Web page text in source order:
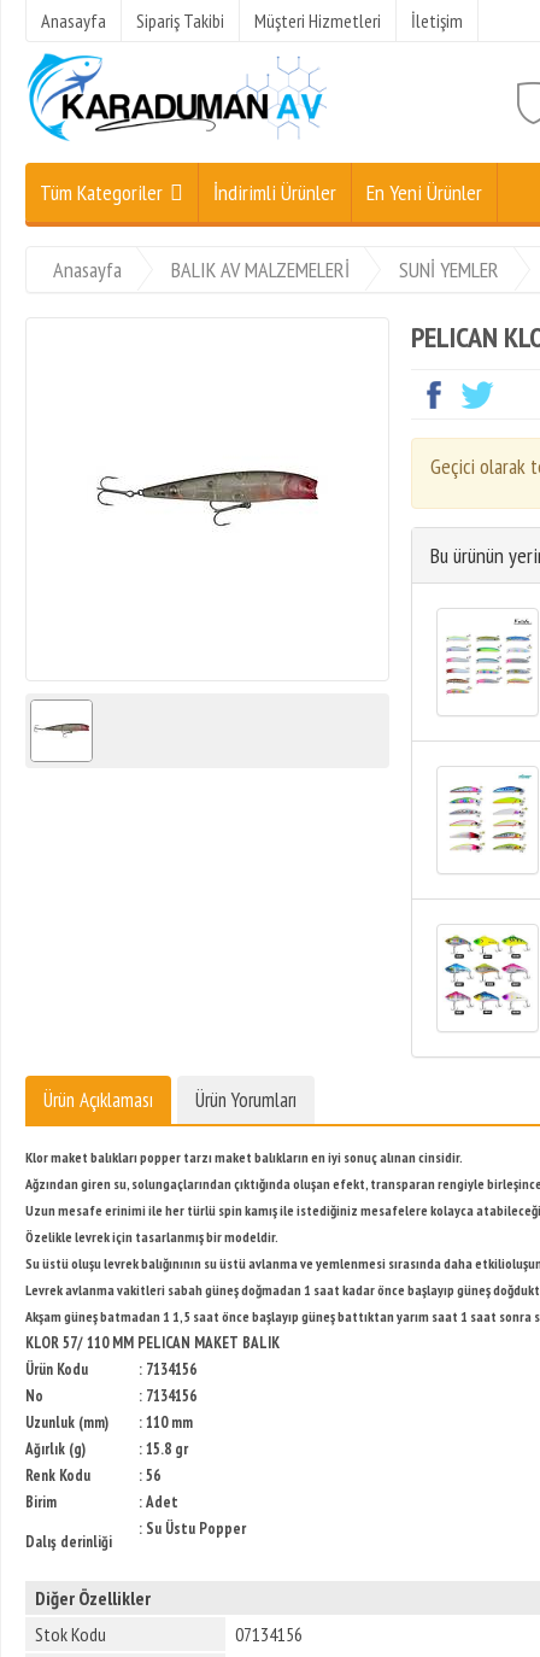
Anasayfa Sipariş Takibi Müşteri Hizmetleri İletişim
Tüm Kategoriler İndirimli Ürünler En Yeni Ürünler
Anasayfa BALIK AV MALZEMELERİ SUNİ YEMLER
PELICAN
Geçici olarak
Bu ürünün
Ürün Açıklaması Ürün Yorumları
Klor maket balıkları popper tarzı maket balıkların en iyi sonuç alınan cinsidir.
Ağzından giren su, solungaçlarından çıktığında oluşan efekt, transparan rengiyle
Uzun mesafe erinimi ile her türlü spin kamış ile istediğiniz mesafelere kolayca
Özelikle levrek için tasarlanmış bir modeldir.
Su üstü oluşu levrek balığınının su üstü avlanma ve yemlenmesi sırasında daha
Levrek avlanma vakitleri sabah güneş doğmadan 1 saat kadar önce başlayıp güneş
Akşam güneş batmadan 1 1,5 saat önce başlayıp güneş battıktan yarım saat 1 saat
KLOR 57/ 110 MM PELICAN MAKET BALIK
Ürün Kodu
: 7134156
No
: 7134156
Uzunluk (mm)
: 110 mm
Ağırlık (g)
: 15.8 gr
Renk Kodu
: 56
Birim
: Adet
Dalış derinliği
: Su Üstu Popper
Diğer Özellikler
Stok Kodu
07134156